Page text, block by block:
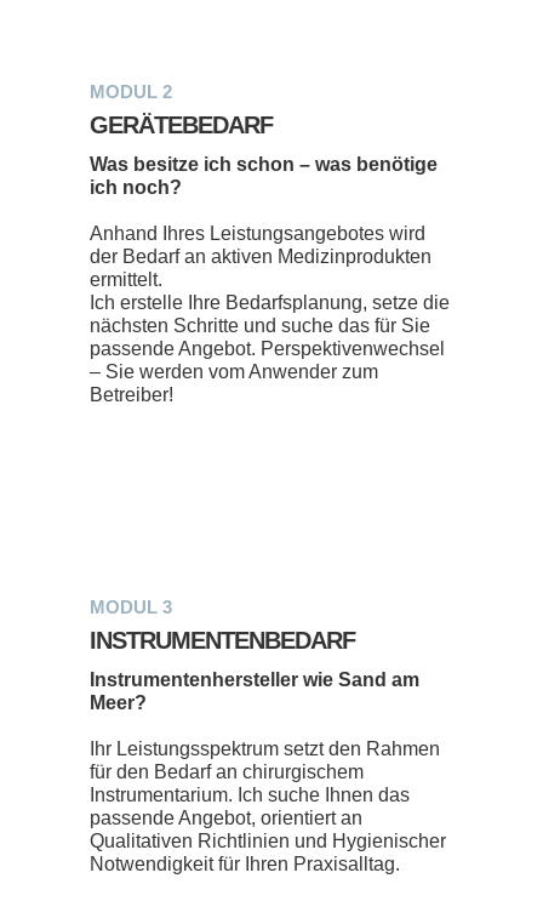
MODUL 2
GERÄTEBEDARF
Was besitze ich schon – was benötige
ich noch?
Anhand Ihres Leistungsangebotes wird
der Bedarf an aktiven Medizinprodukten
ermittelt.
Ich erstelle Ihre Bedarfsplanung, setze die
nächsten Schritte und suche das für Sie
passende Angebot. Perspektivenwechsel
– Sie werden vom Anwender zum
Betreiber!
MODUL 3
INSTRUMENTENBEDARF
Instrumentenhersteller wie Sand am
Meer?
Ihr Leistungsspektrum setzt den Rahmen
für den Bedarf an chirurgischem
Instrumentarium. Ich suche Ihnen das
passende Angebot, orientiert an
Qualitativen Richtlinien und Hygienischer
Notwendigkeit für Ihren Praxisalltag.